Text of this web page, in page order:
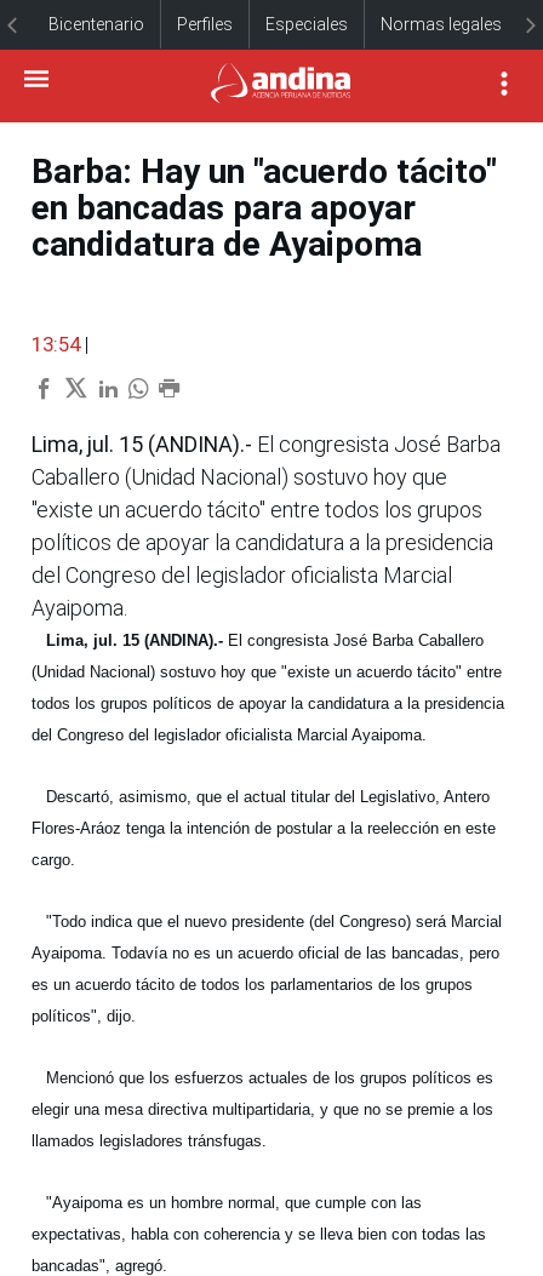
Bicentenario Perfiles Especiales Normas legales
Barba: Hay un "acuerdo tácito"
en bancadas para apoyar
candidatura de Ayaipoma
13:54 |
Lima, jul. 15 (ANDINA).- El congresista José Barba
Caballero (Unidad Nacional) sostuvo hoy que
"existe un acuerdo tácito" entre todos los grupos
políticos de apoyar la candidatura a la presidencia
del Congreso del legislador oficialista Marcial
Ayaipoma.
Lima, jul. 15 (ANDINA).- El congresista José Barba Caballero
(Unidad Nacional) sostuvo hoy que "existe un acuerdo tácito" entre
todos los grupos políticos de apoyar la candidatura a la presidencia
del Congreso del legislador oficialista Marcial Ayaipoma.
Descartó, asimismo, que el actual titular del Legislativo, Antero
Flores-Aráoz tenga la intención de postular a la reelección en este
cargo.
"Todo indica que el nuevo presidente (del Congreso) será Marcial
Ayaipoma. Todavía no es un acuerdo oficial de las bancadas, pero
es un acuerdo tácito de todos los parlamentarios de los grupos
políticos", dijo.
Mencionó que los esfuerzos actuales de los grupos políticos es
elegir una mesa directiva multipartidaria, y que no se premie a los
llamados legisladores tránsfugas.
"Ayaipoma es un hombre normal, que cumple con las
expectativas, habla con coherencia y se lleva bien con todas las
bancadas", agregó.